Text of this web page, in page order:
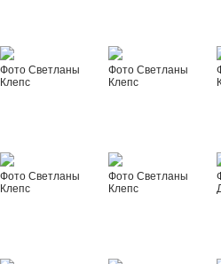
Фото Светланы
Клепс
Фото Светланы
Клепс
Фото Светланы
Клепс
Фото Светланы
Клепс